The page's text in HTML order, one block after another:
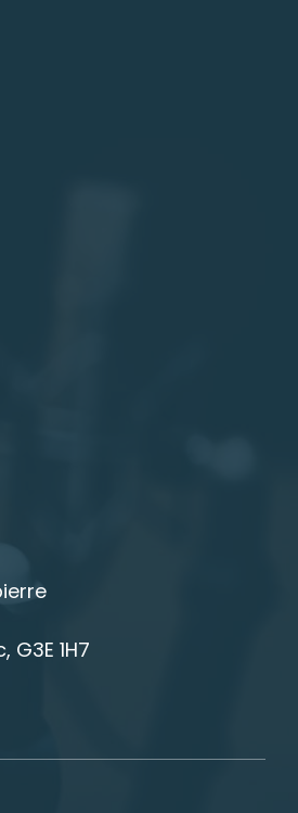
G3E 1H7